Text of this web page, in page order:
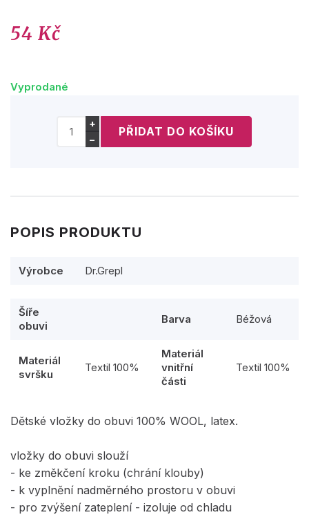
54 Kč
Vyprodané
+
−
POPIS PRODUKTU
Výrobce Dr.Grepl
Šíře
obuvi
Barva Béžová
Materiál
svršku
Textil 100%
Materiál
vnitřní
části
Textil 100%
Dětské vložky do obuvi 100% WOOL, latex.
vložky do obuvi slouží
- ke změkčení kroku (chrání klouby)
- k vyplnění nadměrného prostoru v obuvi
- pro zvýšení zateplení - izoluje od chladu